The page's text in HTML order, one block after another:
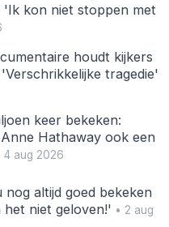
'Ik kon niet stoppen met
houdt kijkers
tragedie'
keer bekeken:
Hathaway ook een
aug 2026
nog altijd goed bekeken
niet geloven!' • 2 aug